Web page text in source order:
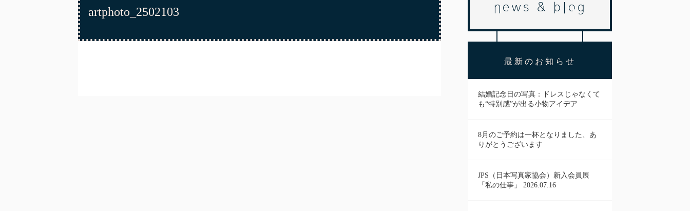
artphoto_2502103 news & blog
最新のお知らせ
結婚記念日の写真：ドレスじゃなくて
も“特別感”が出る小物アイデア
8月のご予約は一杯となりました、あ
りがとうございます
JPS（日本写真家協会）新入会員展
「私の仕事」 2026.07.16